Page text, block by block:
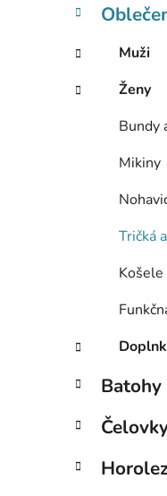
ý
a
n
ó
i
Muži
Ženy
Bundy
Mikiny
Tričká
Košele
Batohy